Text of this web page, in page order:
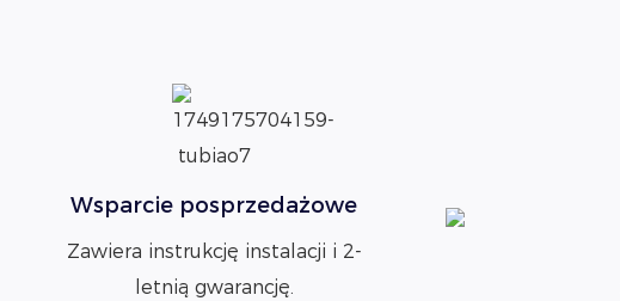
Wsparcie posprzedażowe
Zawiera instrukcję instalacji i 2-
letnią gwarancję.